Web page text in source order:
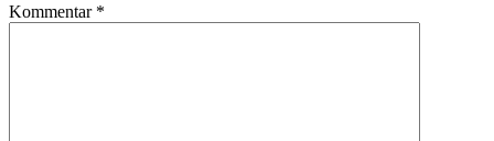
Kommentar *